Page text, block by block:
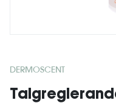
DERMOSCENT